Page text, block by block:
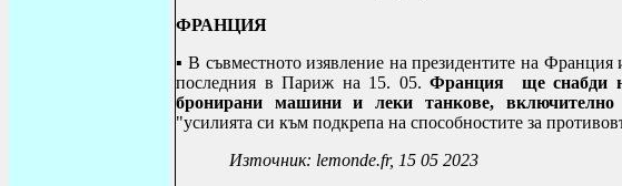
ФРАНЦИЯ
▪ В съвместното изявление на президентите на
последния в Париж на 15. 05.Франция ще снабди
бронирани машини и леки танкове, включително
"усилията си към подкрепа на способностите за
Източник: lemonde.fr, 15 05 2023